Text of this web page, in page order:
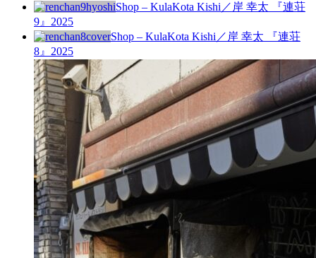
Shop – KulaKota Kishi／岸 幸太 『連荘
9』 2025
Shop – KulaKota Kishi／岸 幸太 『連荘
8』 2025